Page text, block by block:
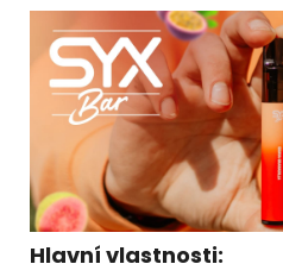
Hlavní vlastnosti: